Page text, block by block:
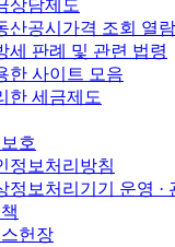
상담제도
산공시가격 조회 열람
세 판례 및 관련 법령
한 사이트 모음
한 세금제도
호
정보처리방침
정보처리기기 운영 ·
헌장